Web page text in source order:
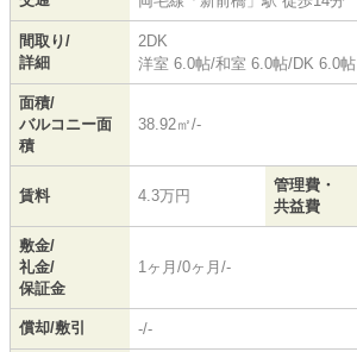
間取り/
詳細
2DK
洋室 6.0帖/和室 6.0帖/DK 6.0帖
面積/
バルコニー面
積
38.92㎡/-
賃料 4.3万円
管理費・
共益費
敷金/
礼金/
保証金
1ヶ月/0ヶ月/-
償却/敷引 -/-